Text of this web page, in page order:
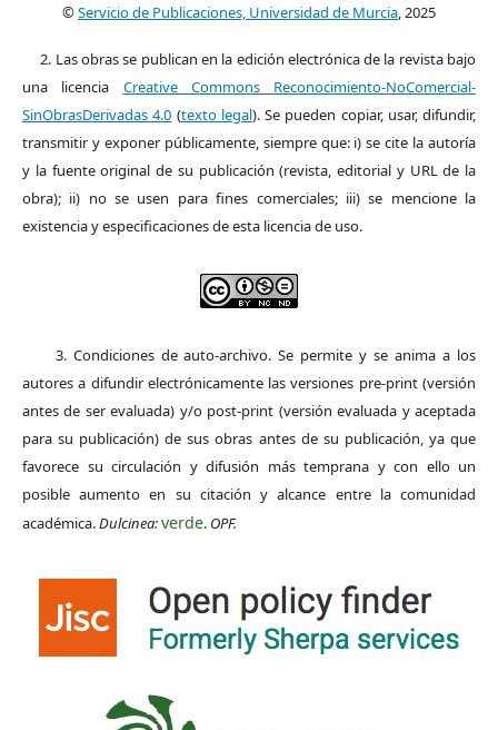
©Servicio de Publicaciones, Universidad de Murcia, 2025
2. Las obras se publican en la edición electrónica de la revista bajo
una licencia Creative Commons Reconocimiento-NoComercial-
SinObrasDerivadas 4.0 (texto legal). Se pueden copiar, usar, difundir,
transmitir y exponer públicamente, siempre que: i) se cite la autoría
y la fuente original de su publicación (revista, editorial y URL de la
obra); ii) no se usen para fines comerciales; iii) se mencione la
existencia y especificaciones de esta licencia de uso.
3. Condiciones de auto-archivo. Se permite y se anima a los
autores a difundir electrónicamente las versiones pre-print (versión
antes de ser evaluada) y/o post-print (versión evaluada y aceptada
para su publicación) de sus obras antes de su publicación, ya que
favorece su circulación y difusión más temprana y con ello un
posible aumento en su citación y alcance entre la comunidad
académica.Dulcinea:verde. OPF.